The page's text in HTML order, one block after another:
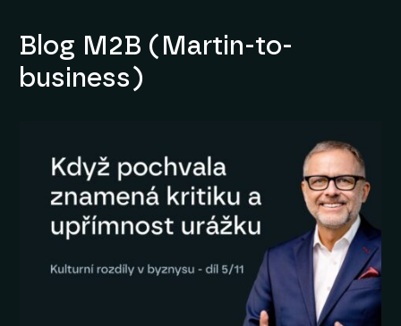
Blog M2B (Martin-to-
business)